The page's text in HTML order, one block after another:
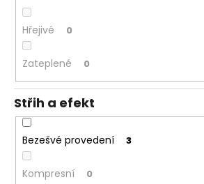
Hřejivé 0
Zateplené 0
Střih a efekt
Bezešvé provedení 3
Kompresní 0